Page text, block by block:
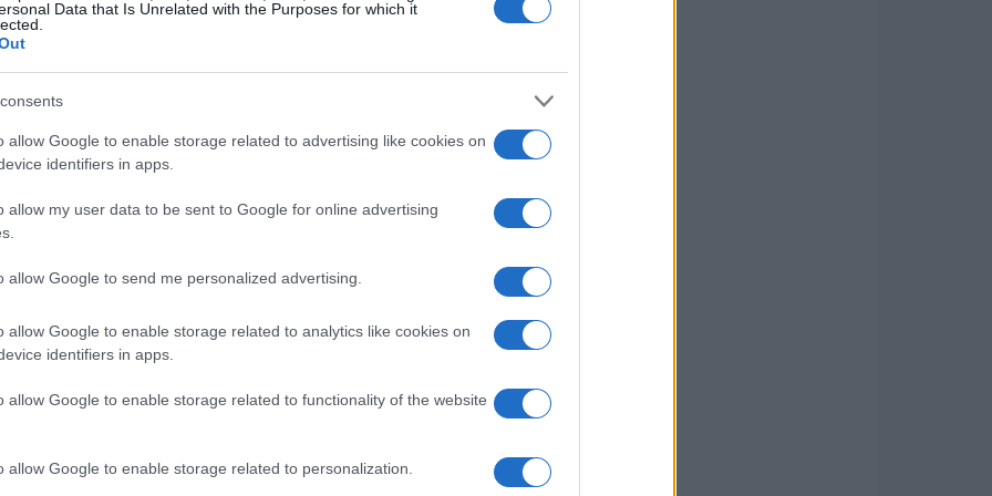
Data that Is Unrelated with the Purposes for which it
allow Google to enable storage related to advertising like cookies on
identifiers in apps.
allow my user data to be sent to Google for online advertising
allow Google to send me personalized advertising.
allow Google to enable storage related to analytics like cookies on
identifiers in apps.
allow Google to enable storage related to functionality of the website
allow Google to enable storage related to personalization.
aumento del 0,70%, hasta alcanzar los 3.252,63
por los inversores, quienes vieron en la
relajación en las relaciones comerciales entre las
un aumento del 1,21%, hasta alcanzar los